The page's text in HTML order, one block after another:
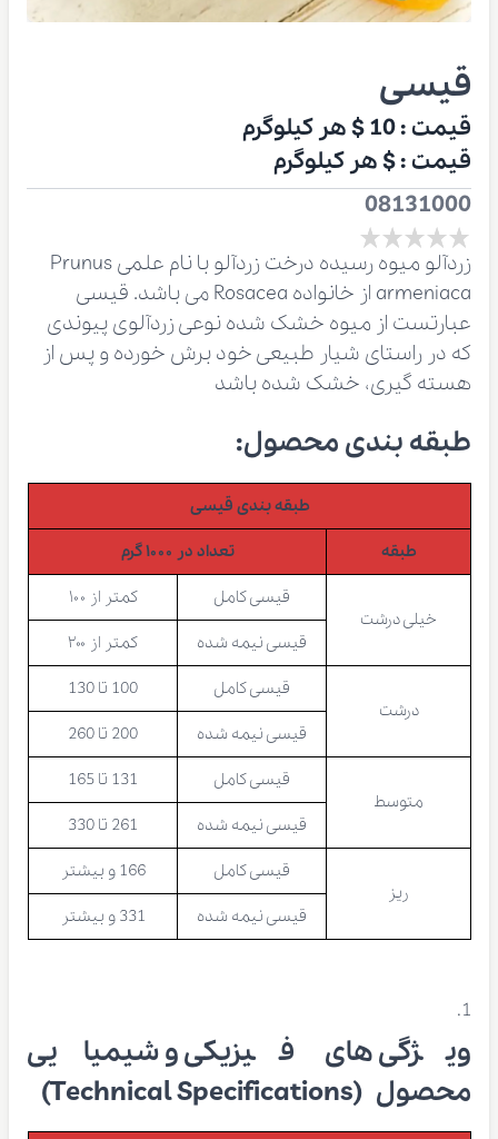
قیسی
قیمت :
هر کیلوگرم
قیمت :$هر کیلوگرم
08131000
زردآلو میوه رسیده درخت زردآلو با نام علمی Prunus
armeniaca از خانواده Rosacea می باشد. قیسی
عبارتست از میوه خشک شده نوعی زردآلوی پیوندی
که در راستای شیار طبیعی خود برش خورده و پس از
هسته گیری، خشک شده باشد
طبقه بندی محصول:
طبقه بندی قیسی
طبقه تعداد در ۱۰۰۰ گرم
خیلی درشت
قیسی کامل کمتر از ۱۰۰
قیسی نیمه شده کمتر از ۲۰۰
درشت
قیسی کامل 100 تا 130
قیسی نیمه شده 200 تا 260
متوسط
قیسی کامل 131 تا 165
قیسی نیمه شده 261 تا 330
ریز
قیسی کامل 166 و بیشتر
قیسی نیمه شده 331 و بیشتر
ویژگی های فیزیکی و شیمیایی
محصول (Technical Specifications)